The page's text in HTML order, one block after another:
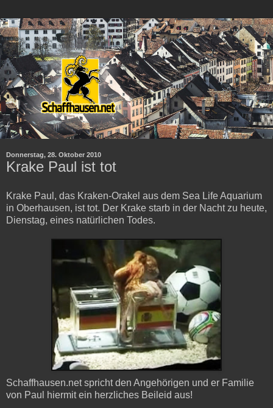
Donnerstag, 28. Oktober 2010
Krake Paul ist tot
Krake Paul, das Kraken-Orakel aus dem Sea Life Aquarium
in Oberhausen, ist tot. Der Krake starb in der Nacht zu heute,
Dienstag, eines natürlichen Todes.
Schaffhausen.net spricht den Angehörigen und er Familie
von Paul hiermit ein herzliches Beileid aus!